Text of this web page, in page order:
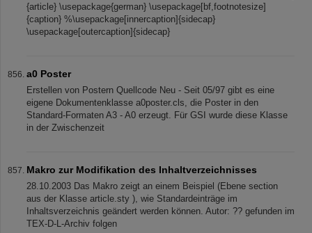
{article} \usepackage{german} \usepackage[bf,footnotesize]
{caption} %\usepackage[innercaption]{sidecap}
\usepackage[outercaption]{sidecap}
a0 Poster
Erstellen von Postern Quellcode Neu - Seit 05/97 gibt es eine
eigene Dokumentenklasse a0poster.cls, die Poster in den
Standard-Formaten A3 - A0 erzeugt. Für GSI wurde diese Klasse
in der Zwischenzeit
Makro zur Modifikation des Inhaltverzeichnisses
28.10.2003 Das Makro zeigt an einem Beispiel (Ebene section
aus der Klasse article.sty ), wie Standardeinträge im
Inhaltsverzeichnis geändert werden können. Autor: ?? gefunden im
TEX-D-L-Archiv folgen